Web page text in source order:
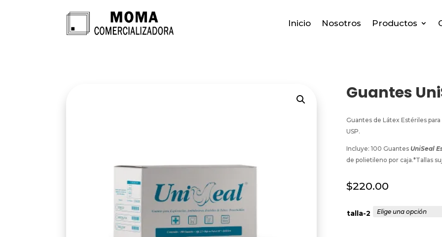
Inicio Nosotros Productos
Guantes
Guantes de Látex Estériles
USP.
Incluye: 100 Guantes UniSeal
de polietileno por caja.*Tallas
$220.00
talla-2